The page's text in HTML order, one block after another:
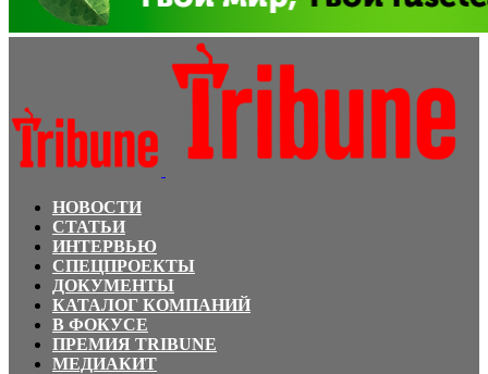
НОВОСТИ
СТАТЬИ
ИНТЕРВЬЮ
СПЕЦПРОЕКТЫ
ДОКУМЕНТЫ
КАТАЛОГ КОМПАНИЙ
В ФОКУСЕ
ПРЕМИЯ TRIBUNE
МЕДИАКИТ